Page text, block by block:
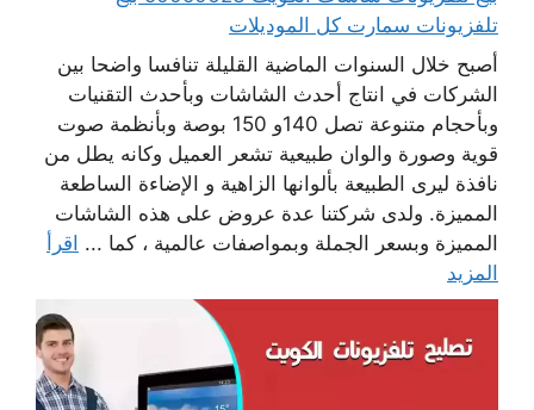
تلفزيونات سمارت كل الموديلات
أصبح خلال السنوات الماضية القليلة تنافسا واضحا بين
الشركات في انتاج أحدث الشاشات وبأحدث التقنيات
وبأحجام متنوعة تصل 140و 150 بوصة وبأنظمة صوت
قوية وصورة والوان طبيعية تشعر العميل وكانه يطل من
نافذة ليرى الطبيعة بألوانها الزاهية و الإضاءة الساطعة
المميزة. ولدى شركتنا عدة عروض على هذه الشاشات
المميزة وبسعر الجملة وبمواصفات عالمية ، كما ... اقرأ
المزيد